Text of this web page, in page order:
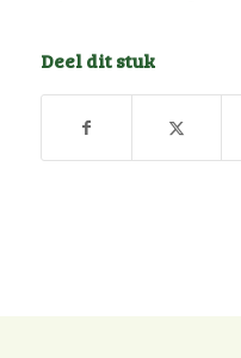
Deel dit stuk